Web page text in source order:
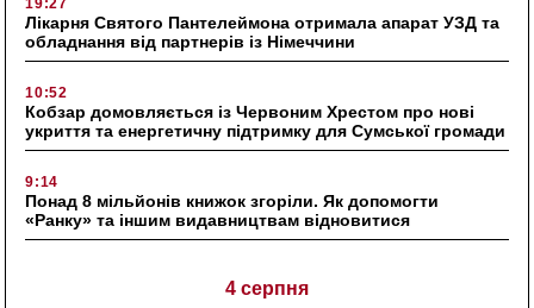
19:27
Лікарня Святого Пантелеймона отримала апарат УЗД та
обладнання від партнерів із Німеччини
10:52
Кобзар домовляється із Червоним Хрестом про нові
укриття та енергетичну підтримку для Сумської громади
9:14
Понад 8 мільйонів книжок згоріли. Як допомогти
«Ранку» та іншим видавництвам відновитися
4 серпня